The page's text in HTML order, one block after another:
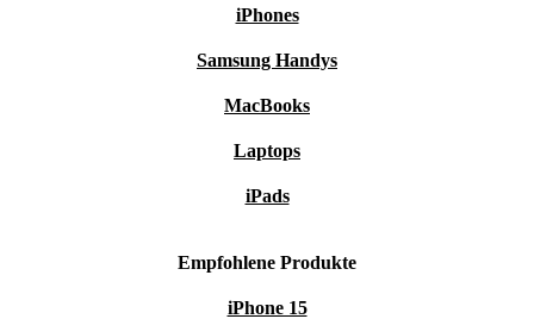
Tiefe der Récamiere: 184 cm
b_ware Es handelt sich um B-Ware, Outlet Ware oder
iPhones
Samsung Handys
MacBooks
Laptops
iPads
Empfohlene Produkte
iPhone 15